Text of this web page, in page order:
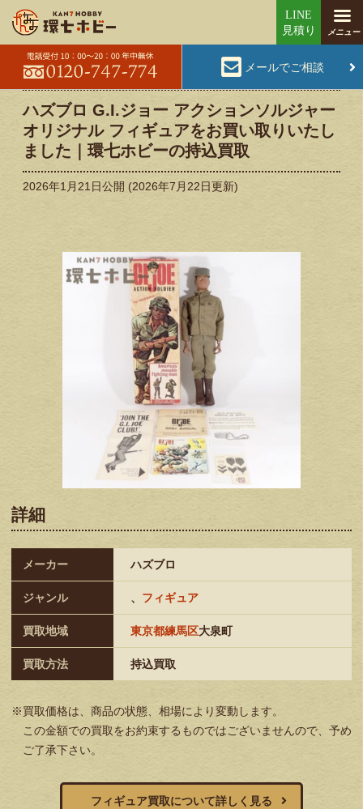
メールでご相談
ハズブロ G.I.ジョー アクションソルジャー
オリジナル フィギュアをお買い取りいたし
ました｜環七ホビーの持込買取
2026年1月21日公開 (2026年7月22日更新)
詳細
メーカー ハズブロ
ジャンル 、 フィギュア
買取地域 東京都練馬区大泉町
買取方法 持込買取
※買取価格は、商品の状態、相場により変動します。
この金額での買取をお約束するものではございませんので、予め
ご了承下さい。
フィギュア買取について詳しく見る